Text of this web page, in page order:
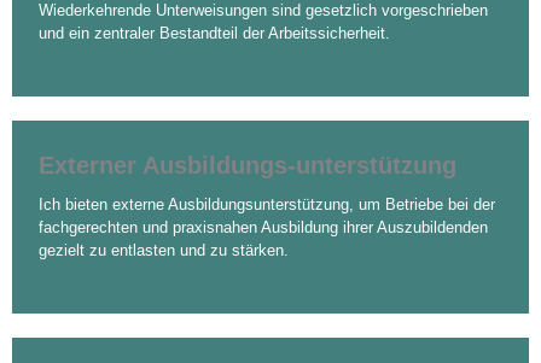
Wiederkehrende Unterweisungen sind gesetzlich vorgeschrieben
und ein zentraler Bestandteil der Arbeitssicherheit.
Externer Ausbildungs-unterstützung
Ich bieten externe Ausbildungsunterstützung, um Betriebe bei der
fachgerechten und praxisnahen Ausbildung ihrer Auszubildenden
gezielt zu entlasten und zu stärken.